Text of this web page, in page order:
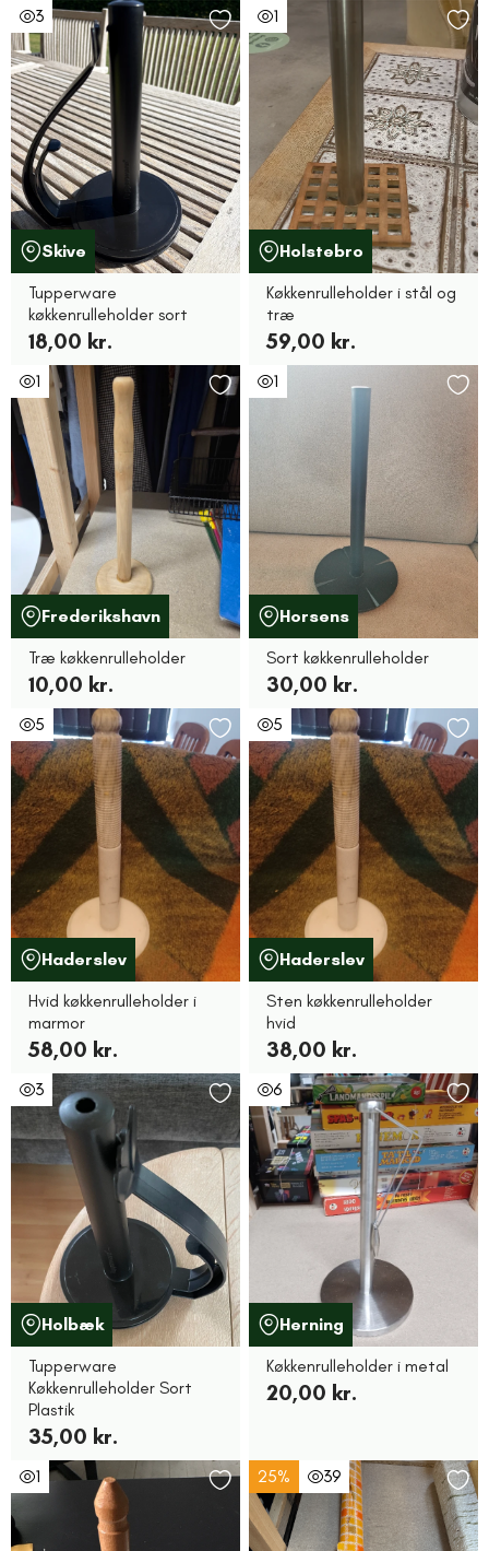
3
Skive
Tupperware
køkkenrulleholder sort
18,00 kr.
1
Holstebro
Køkkenrulleholder i stål og
træ
59,00 kr.
1
Frederikshavn
Træ køkkenrulleholder
10,00 kr.
1
Horsens
Sort køkkenrulleholder
30,00 kr.
5
Haderslev
Hvid køkkenrulleholder i
marmor
58,00 kr.
5
Haderslev
Sten køkkenrulleholder
hvid
38,00 kr.
3
Holbæk
Tupperware
Køkkenrulleholder Sort
Plastik
35,00 kr.
6
Herning
Køkkenrulleholder i metal
20,00 kr.
1 25% 39